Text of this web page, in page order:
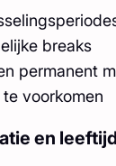
breaks
permanent
voorkomen
en